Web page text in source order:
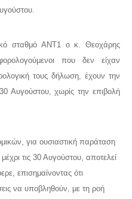
σταθμό ANT1 ο κ. Θεοχάρης
που δεν είχαν
τους δήλωση, έχουν την
Αυγούστου, χωρίς την επιβολή
για ουσιαστική παράταση
τις 30 Αυγούστου, αποτελεί
επισημαίνοντας ότι
να υποβληθούν, με τη ροή